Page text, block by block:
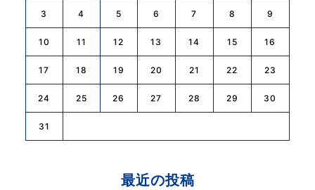
3 4 5 6 7 8 9
10 11 12 13 14 15 16
17 18 19 20 21 22 23
24 25 26 27 28 29 30
31
最近の投稿